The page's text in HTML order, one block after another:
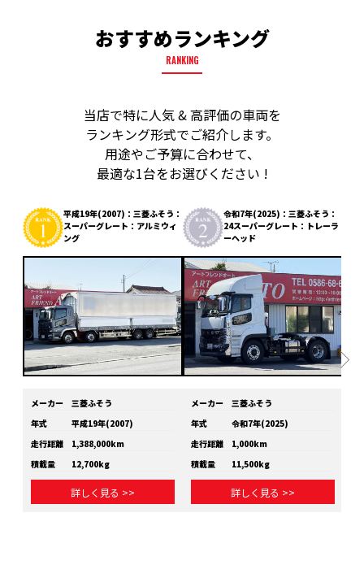
おすすめランキング
RANKING
当店で特に人気 & 高評価の車両を
ランキング形式でご紹介します。
用途やご予算に合わせて、
最適な1台をお選びください !
平成19年(2007)：三菱ふそう：
スーパーグレート：アルミウィ
ング
メーカー
三菱ふそう
年式
平成19年(2007)
走行距離
1,388,000km
積載量
12,700kg
詳しく見る >>
令和7年(2025)：三菱ふそう：
24スーパーグレート：トレーラ
ーヘッド
メーカー
三菱ふそう
年式
令和7年(2025)
走行距離
1,000km
積載量
11,500kg
詳しく見る >>